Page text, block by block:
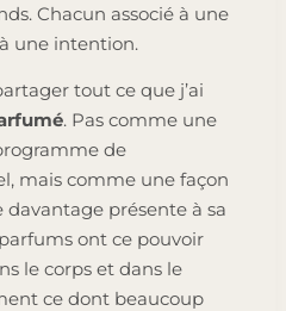
Chacun associé à une
une intention.
tout ce que j’ai
. Pas comme une
de
mais comme une façon
davantage présente à sa
ont ce pouvoir
le corps et dans le
ce dont beaucoup